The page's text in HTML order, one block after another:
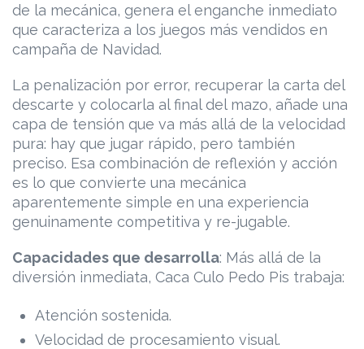
de la mecánica, genera el enganche inmediato
que caracteriza a los juegos más vendidos en
campaña de Navidad.
La penalización por error, recuperar la carta del
descarte y colocarla al final del mazo, añade una
capa de tensión que va más allá de la velocidad
pura: hay que jugar rápido, pero también
preciso. Esa combinación de reflexión y acción
es lo que convierte una mecánica
aparentemente simple en una experiencia
genuinamente competitiva y re-jugable.
Capacidades que desarrolla: Más allá de la
diversión inmediata, Caca Culo Pedo Pis trabaja:
Atención sostenida.
Velocidad de procesamiento visual.